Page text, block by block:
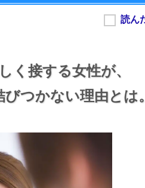
く接する女性が、
つかない理由とは。